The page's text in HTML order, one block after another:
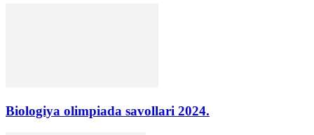
Biologiya olimpiada savollari 2024.